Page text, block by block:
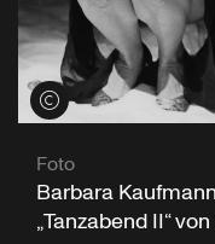
Credits öffnen
Foto
Barbara
„Tanzabend II“